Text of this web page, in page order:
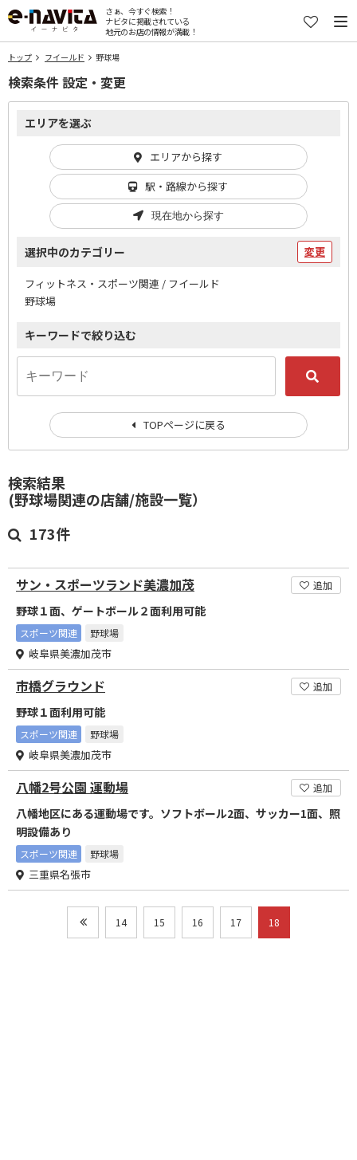
さぁ、今すぐ検索！
ナビタに掲載されている
地元のお店の情報が満載！
トップ フイールド 野球場
検索結果
(野球場関連の店舗/施設一覧）
173件
サン・スポーツランド美濃加茂 追加
野球１面、ゲートボール２面利用可能
スポーツ関連 野球場
岐阜県美濃加茂市
市橋グラウンド 追加
野球１面利用可能
スポーツ関連 野球場
岐阜県美濃加茂市
八幡2号公園 運動場 追加
八幡地区にある運動場です。ソフトボール2面、サッカー1面、照
明設備あり
スポーツ関連 野球場
三重県名張市
14 15 16 17 18
検索条件 設定・変更
エリアを選ぶ
エリアから探す
駅・路線から探す
現在地から探す
選択中のカテゴリー 変更
フィットネス・スポーツ関連 / フイールド
野球場
キーワードで絞り込む
TOPページに戻る